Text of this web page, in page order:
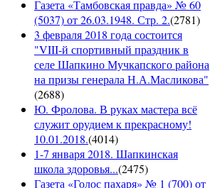
Газета «Тамбовская правда» № 60
(5037) от 26.03.1948. Стр. 2.(2781)
3 февраля 2018 года состоится
"VIII-й спортивный праздник в
селе Шапкино Мучкапского района
на призы генерала Н.А.Масликова"
(2688)
Ю. Фролова. В руках мастера всё
служит орудием к прекрасному!
10.01.2018.(4014)
1-7 января 2018. Шапкинская
школа здоровья...(2475)
Газета «Голос пахаря» № 1 (700) от